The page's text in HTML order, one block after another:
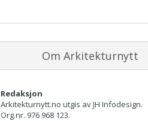
Om Arkitekturnytt
Redaksjon
Arkitekturnytt.no utgis av JH Infodesign.
Org.nr. 976 968 123.